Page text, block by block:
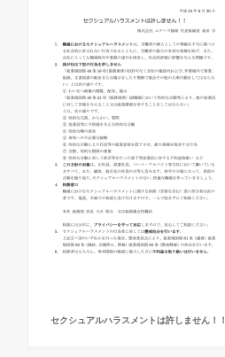
セクシュアルハラスメントは許しません！！